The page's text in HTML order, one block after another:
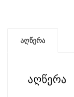
აღწერა
აღწერა